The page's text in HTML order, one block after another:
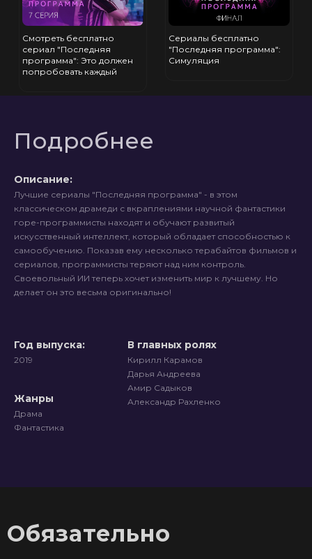
Смотреть бесплатно
сериал "Последняя
программа": Это должен
попробовать каждый
Сериалы бесплатно
"Последняя программа":
Симуляция
Подробнее
Описание:
Лучшие сериалы "Последняя программа" - в этом
классическом драмеди с вкраплениями научной фантастики
горе-программисты находят и обучают развитый
искусственный интеллект, который обладает способностью к
самообучению. Показав ему несколько терабайтов фильмов и
сериалов, программисты теряют над ним контроль.
Своевольный ИИ теперь хочет изменить мир к лучшему. Но
делает он это весьма оригинально!
Год выпуска:
2019
Жанры
Драма
Фантастика
В главных ролях
Кирилл Карамов
Дарья Андреева
Амир Садыков
Александр Рахленко
Обязательно